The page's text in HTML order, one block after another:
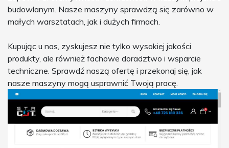
budowlanym. Nasze maszyny sprawdzą się zarówno w
małych warsztatach, jak i dużych firmach.
Kupując u nas, zyskujesz nie tylko wysokiej jakości
produkty, ale również fachowe doradztwo i wsparcie
techniczne. Sprawdź naszą ofertę i przekonaj się, jak
nasze maszyny mogą usprawnić Twoją pracę.